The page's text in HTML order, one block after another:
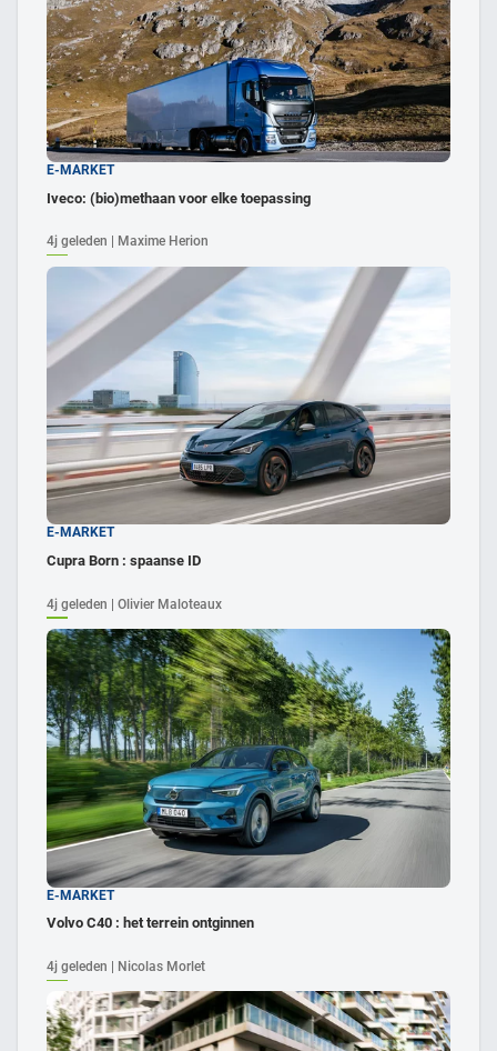
E-MARKET
Iveco: (bio)methaan voor elke toepassing
4j geleden | Maxime Herion
E-MARKET
Cupra Born : spaanse ID
4j geleden | Olivier Maloteaux
E-MARKET
Volvo C40 : het terrein ontginnen
4j geleden | Nicolas Morlet